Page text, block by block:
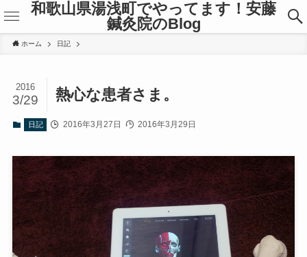
和歌山県湯浅町でやってます！安藤
鍼灸院のBlog
ホーム 日記
熱心な患者さま。
2016
3/29
日記 2016年3月27日 2016年3月29日